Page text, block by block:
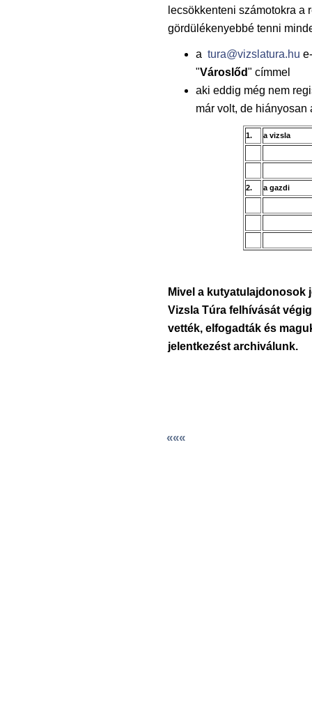
lecsökkenteni számotokra a
gördülékenyebbé tenni
a tura@vizslatura.hu
"Városlőd" címmel
aki eddig még nem
már volt, de hiányosan
1. a vizsla
2. a gazdi
Mivel a kutyatulajdonosok
Vizsla Túra felhívását
vették, elfogadták és
jelentkezést archiválunk.
«««